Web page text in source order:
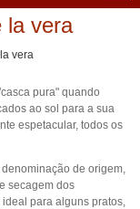
la vera
vera
pura" quando
ao sol para a sua
espetacular, todos os
de origem,
secagem dos
para alguns pratos,